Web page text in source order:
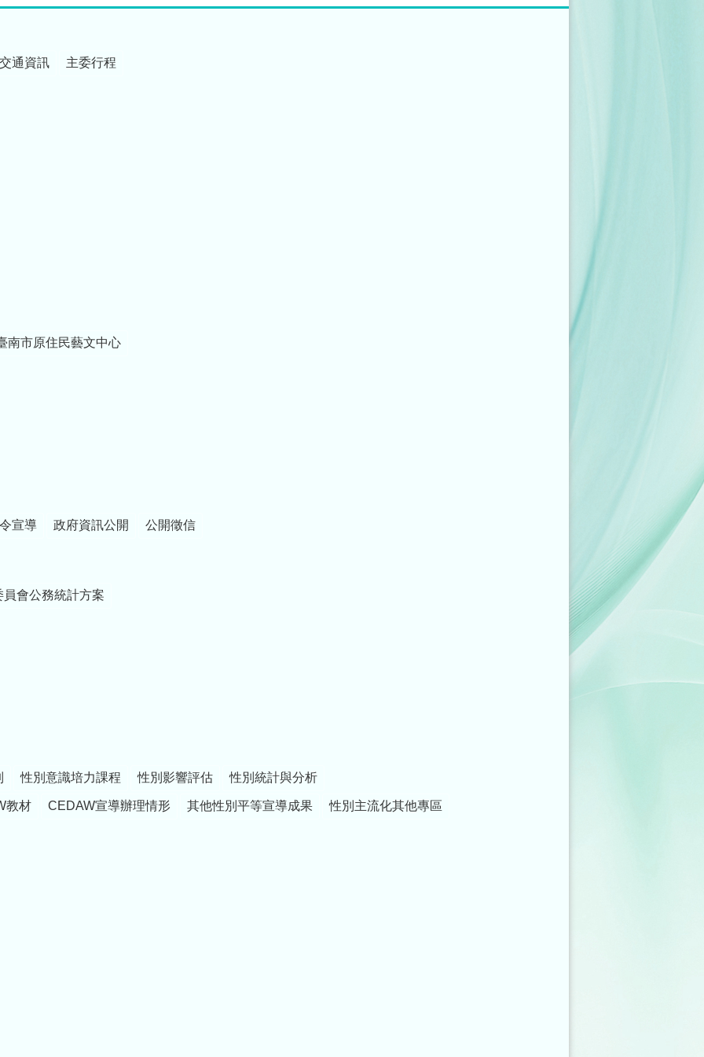
交通資訊 主委行程
南市原住民藝文中心
宣導 政府資訊公開 公開徵信
會公務統計方案
性別意識培力課程 性別影響評估 性別統計與分析
教材 CEDAW宣導辦理情形 其他性別平等宣導成果 性別主流化其他專區